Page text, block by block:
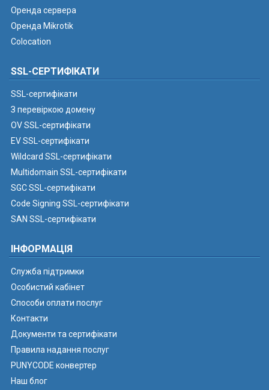
Оренда сервера
Оренда Mikrotik
Colocation
SSL-СЕРТИФІКАТИ
SSL-сертифікати
З перевіркою домену
OV SSL-сертифікати
EV SSL-сертифікати
Wildcard SSL-сертифікати
Multidomain SSL-сертифікати
SGC SSL-сертифікати
Code Signing SSL-сертифікати
SAN SSL-сертифікати
ІНФОРМАЦІЯ
Служба підтримки
Особистий кабінет
Способи оплати послуг
Контакти
Документи та сертифікати
Правила надання послуг
PUNYCODE конвертер
Наш блог